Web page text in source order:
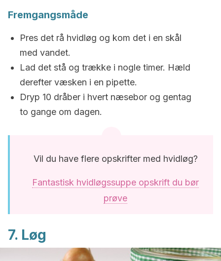
Fremgangsmåde
Pres det rå hvidløg og kom det i en skål
med vandet.
Lad det stå og trække i nogle timer. Hæld
derefter væsken i en pipette.
Dryp 10 dråber i hvert næsebor og gentag
to gange om dagen.
Vil du have flere opskrifter med hvidløg?
Fantastisk hvidløgssuppe opskrift du bør
prøve
7. Løg